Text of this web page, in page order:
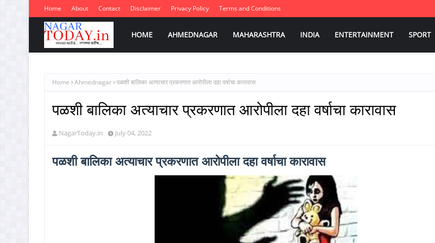
Home About Contact Disclaimer Privacy Policy Terms and Conditions
HOME AHMEDNAGAR MAHARASHTRA INDIA ENTERTAINMENT SPORT
Home Ahmednagar पळशी बालिका अत्याचार प्रकरणात आरोपीला दहा वर्षाचा कारावास
पळशी बालिका अत्याचार प्रकरणात आरोपीला दहा वर्षाचा कारावास
NagarToday.in July 04, 2022
पळशी बालिका अत्याचार प्रकरणात आरोपीला दहा वर्षाचा कारावास